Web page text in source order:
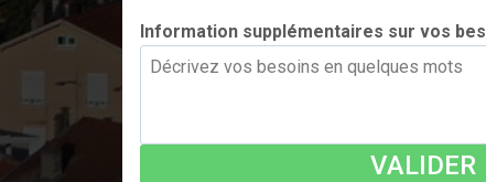
Information supplémentaires sur vos
VALIDER